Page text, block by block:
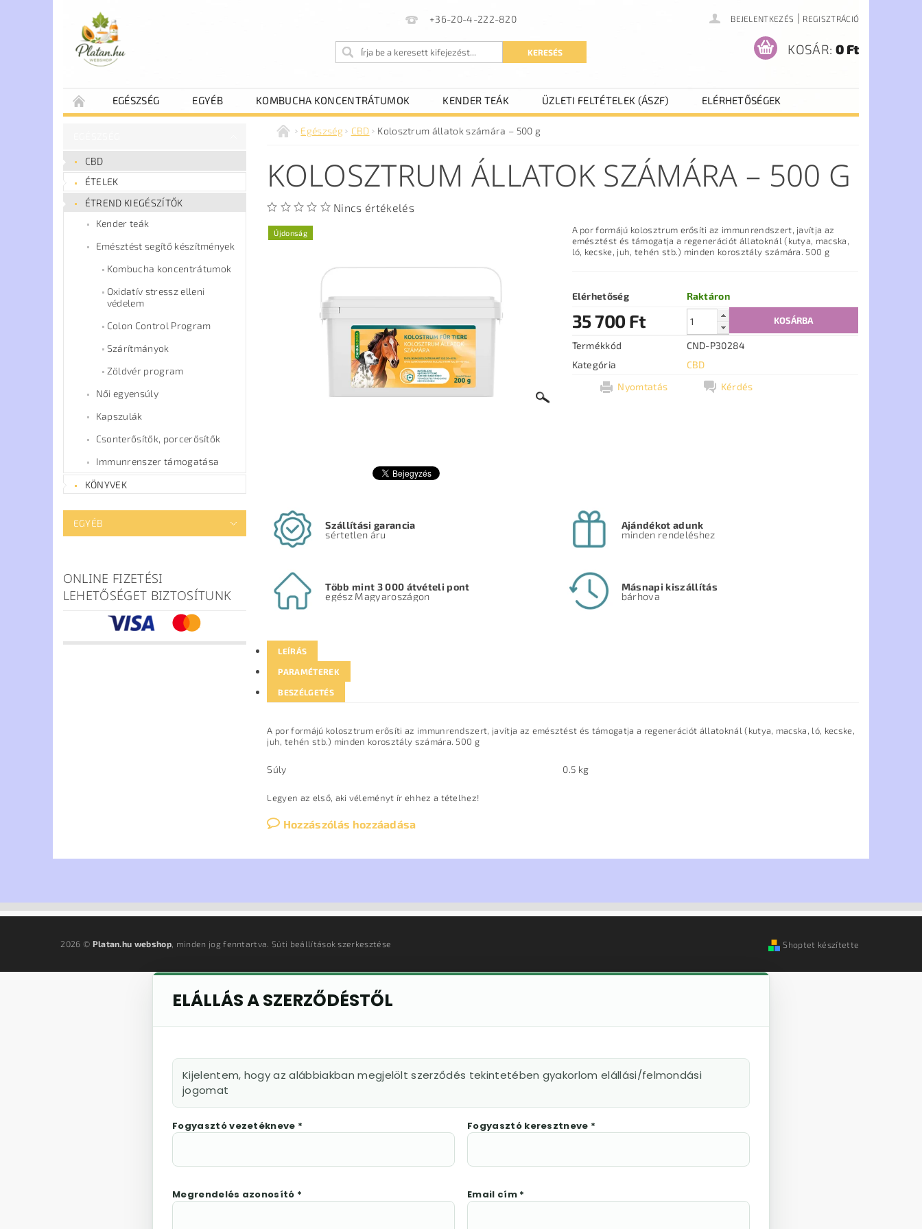
+36-20-4-222-820 BEJELENTKEZÉS | REGISZTRÁCIÓ
KOSÁR: 0 Ft
EGÉSZSÉG EGYÉB KOMBUCHA KONCENTRÁTUMOK KENDER TEÁK ÜZLETI FELTÉTELEK (ÁSZF) ELÉRHETŐSÉGEK
CBD
ÉTELEK
ÉTREND KIEGÉSZÍTŐK
Kender teák
Emésztést segítő készítmények
Kombucha koncentrátumok
Oxidatív stressz elleni
védelem
Colon Control Program
Szárítmányok
Zöldvér program
Női egyensúly
Kapszulák
Csonterősítők, porcerősítők
Immunrenszer támogatása
KÖNYVEK
EGYÉB
ONLINE FIZETÉSI
LEHETŐSÉGET BIZTOSÍTUNK
Egészség CBD Kolosztrum állatok számára – 500 g
KOLOSZTRUM ÁLLATOK SZÁMÁRA – 500 G
Nincs értékelés
Újdonság
A por formájú kolosztrum erősíti az immunrendszert, javítja az
emésztést és támogatja a regenerációt állatoknál (kutya, macska,
ló, kecske, juh, tehén stb.) minden korosztály számára. 500 g
Elérhetőség Raktáron
35 700 Ft
Termékkód
CND-P30284
Kategória
CBD
Nyomtatás
Kérdés
Szállítási garancia
sértetlen áru
Ajándékot adunk
minden rendeléshez
Több mint 3 000 átvételi pont
egész Magyaroszágon
Másnapi kiszállítás
bárhova
LEÍRÁS
PARAMÉTEREK
BESZÉLGETÉS
A por formájú kolosztrum erősíti az immunrendszert, javítja az emésztést és támogatja a regenerációt állatoknál (kutya, macska, ló, kecske,
juh, tehén stb.) minden korosztály számára. 500 g
Súly 0.5 kg
Legyen az első, aki véleményt ír ehhez a tételhez!
Hozzászólás hozzáadása
2026 © Platan.hu webshop, minden jog fenntartva.Süti beállítások szerkesztése Shoptet készítette
ELÁLLÁS A SZERZŐDÉSTŐL
Kijelentem, hogy az alábbiakban megjelölt szerződés tekintetében gyakorlom elállási/felmondási
jogomat
Fogyasztó vezetékneve * Fogyasztó keresztneve *
Megrendelés azonosító * Email cím *